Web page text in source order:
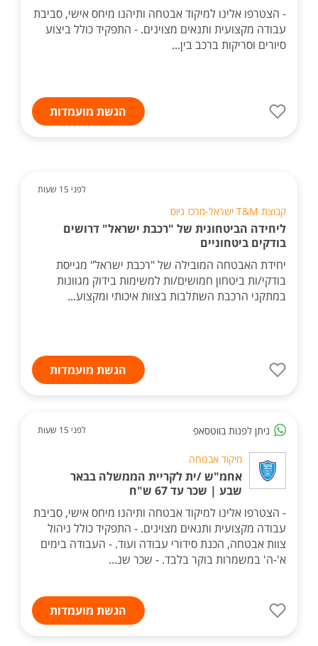
- הצטרפו אלינו למיקוד אבטחה ותיהנו מיחס אישי, סביבת
עבודה מקצועית ותנאים מצוינים. - התפקיד כולל ביצוע
סיורים וסריקות ברכב בין...
הגשת מועמדות
לפני 15 שעות
קבוצת T&M ישראל-מרכז גיוס
ליחידה הביטחונית של "רכבת ישראל" דרושים
בודקים ביטחוניים
יחידת האבטחה המובילה של "רכבת ישראל" מגייסת
בודקי/ות ביטחון חמושים/ות למשימות בידוק מגוונות
במתקני הרכבת השתלבות בצוות איכותי ומקצוע...
הגשת מועמדות
ניתן לפנות בווטסאפ לפני 15 שעות
מיקוד אבטחה
אחמ"ש /ית לקריית הממשלה בבאר
שבע | שכר עד 67 ש"ח
- הצטרפו אלינו למיקוד אבטחה ותיהנו מיחס אישי, סביבת
עבודה מקצועית ותנאים מצוינים. - התפקיד כולל ניהול
צוות אבטחה, הכנת סידורי עבודה ועוד. - העבודה בימים
א'-ה' במשמרות בוקר בלבד. - שכר שנ...
הגשת מועמדות